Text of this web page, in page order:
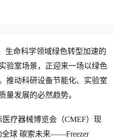
生命科学领域绿色转型加速的
验室场景，正迎来一场以绿色
推动科研设备节能化、实验室
量发展的必然趋势。
疗器械博览会（CMEF）现
全球 碳索未来——Freezer